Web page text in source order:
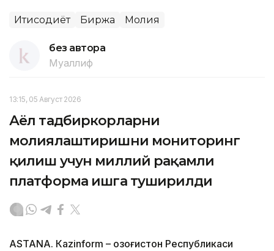
Иқтисодиёт Биржа Молия
без автора
Муаллиф
13:15, 05 Август 2026
Аёл тадбиркорларни
молиялаштиришни мониторинг
қилиш учун миллий рақамли
платформа ишга туширилди
ASTANА. Кazinform – Қозоғистон Республикаси